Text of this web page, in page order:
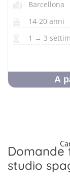
Barcellona
14-20 anni
1 → 3
A
Domande
studio